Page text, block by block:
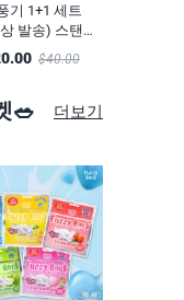
기 1+1 세트
발송) 스탠드
기 포함 Portab
2 Pack (Rand
$40.00
🥗 더보기